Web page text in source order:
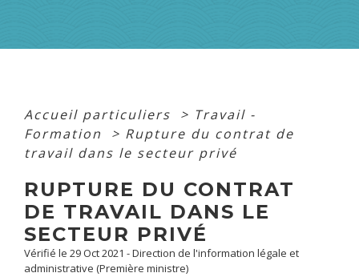
Accueil particuliers > Travail -
Formation
> Rupture du contrat de
travail dans le secteur privé
RUPTURE DU CONTRAT
DE TRAVAIL DANS LE
SECTEUR PRIVÉ
Vérifié le 29 Oct 2021 - Direction de l'information légale et
administrative (Première ministre)